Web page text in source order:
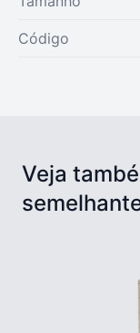
Código
Veja